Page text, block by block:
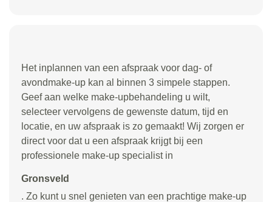
Het inplannen van een afspraak voor dag- of
avondmake-up kan al binnen 3 simpele stappen.
Geef aan welke make-upbehandeling u wilt,
selecteer vervolgens de gewenste datum, tijd en
locatie, en uw afspraak is zo gemaakt! Wij zorgen er
direct voor dat u een afspraak krijgt bij een
professionele make-up specialist in
Gronsveld
. Zo kunt u snel genieten van een prachtige make-up